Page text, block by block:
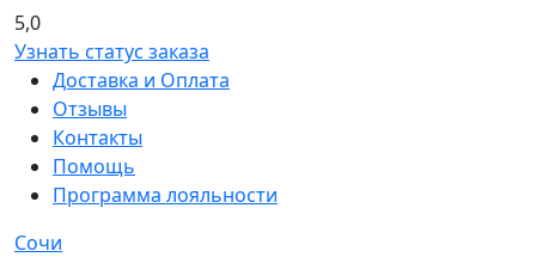
5,0
Узнать статус заказа
Доставка и Оплата
Отзывы
Контакты
Помощь
Программа лояльности
Сочи